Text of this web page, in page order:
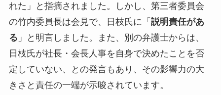
れた」と指摘されました。しかし、第三者委員会
の竹内委員長は会見で、日枝氏に「 説明責任があ
る 」と明言しました。また、別の弁護士からは、
日枝氏が社長・会長人事を自身で決めたことを否
定していない、との発言もあり、その影響力の大
きさと責任の一端が示唆されています。